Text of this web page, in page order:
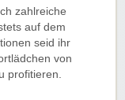
zahlreiche
auf dem
seid ihr
von
profitieren.